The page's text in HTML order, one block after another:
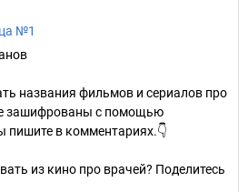
№1
названия фильмов и сериалов про
зашифрованы с помощью
пишите в комментариях.👇
из кино про врачей? Поделитесь